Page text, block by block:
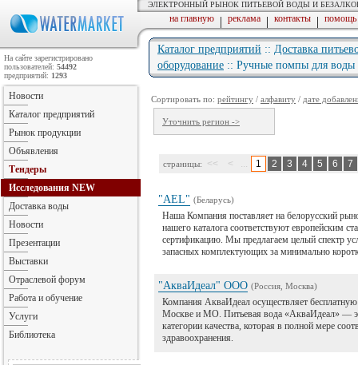
ЭЛЕКТРОННЫЙ РЫНОК ПИТЬЕВОЙ ВОДЫ И
на главную | реклама | контакты | помощь
Каталог предприятий :: Доставка
оборудование :: Ручные помпы для воды
Сортировать по: рейтингу / алфавиту / дате
Уточнить регион ->
страницы: << < ... 1 2 3 4 5 6 7
"AEL" (Беларусь)
Наша Компания поставляет на белорусский
нашего каталога соответствуют европейским
сертификацию. Мы предлагаем целый спектр
запасных комплектующих за минимально
"АкваИдеал" ООО (Россия, Москва)
Компания АкваИдеал осуществляет
Москве и МО. Питьевая вода «АкваИдеал» —
категории качества, которая в полной мере
здравоохранения.
На сайте зарегистрировано
пользователей: 54492
предприятий: 1293
Новости
Каталог предприятий
Рынок продукции
Объявления
Тендеры
Исследования NEW
Доставка воды
Новости
Презентации
Выставки
Отраслевой форум
Работа и обучение
Услуги
Библиотека